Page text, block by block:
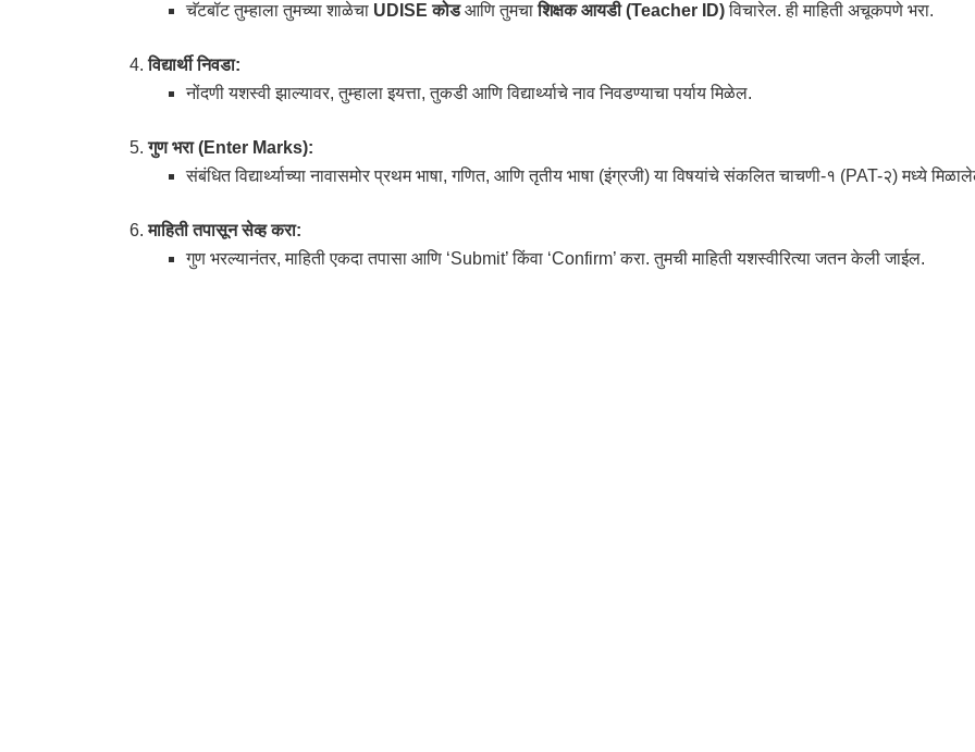
चॅटबॉट तुम्हाला तुमच्या शाळेचा UDISE कोडआणि तुमचाशिक्षक आयडी (Teacher ID)विचारेल. ही माहिती अचूकपणे भरा.
विद्यार्थी निवडा:
नोंदणी यशस्वी झाल्यावर, तुम्हाला इयत्ता, तुकडी आणि विद्यार्थ्याचे नाव निवडण्याचा पर्याय मिळेल.
गुण भरा (Enter Marks):
संबंधित विद्यार्थ्याच्या नावासमोर प्रथम भाषा, गणित, आणि तृतीय भाषा (इंग्रजी) या विषयांचे संकलित चाचणी-१ (PAT-२) मध्ये
माहिती तपासून सेव्ह करा:
गुण भरल्यानंतर, माहिती एकदा तपासा आणि ‘Submit’ किंवा ‘Confirm’ करा. तुमची माहिती यशस्वीरित्या जतन केली जाईल.